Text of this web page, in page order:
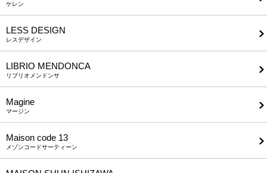
ケレン
LESS DESIGN
レスデザイン
LIBRIO MENDONCA
リブリオメンドンサ
Magine
マージン
Maison code 13
メゾンコードサーティーン